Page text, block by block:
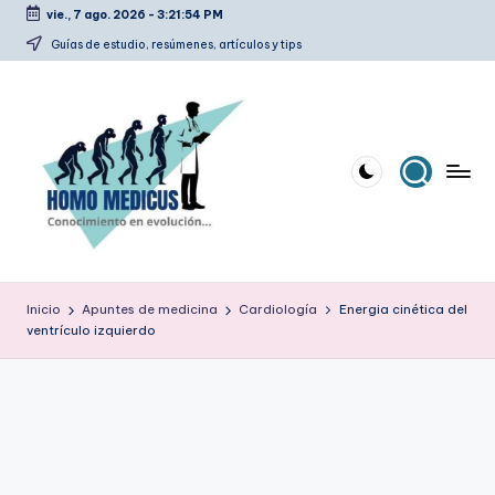
Saltar
vie., 7 ago. 2026 - 3:21:55 PM
Guías de estudio, resúmenes, artículos y tips
o
m
estudio,
Inicio Apuntes de medicina Cardiología
Energia cinética del
ventrículo izquierdo